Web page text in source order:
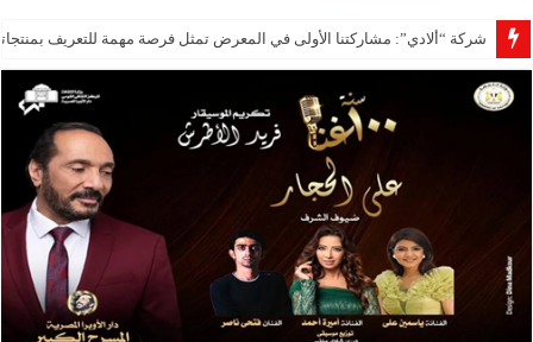
شركة “ألادي”: مشاركتنا الأولى في المعرض تمثل فرصة مهمة للتعريف